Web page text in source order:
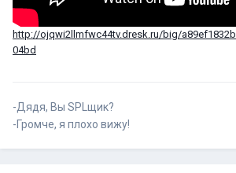
http://ojqwi2llmfwc44tv.dresk.ru/big/
04bd
-Дядя, Вы SPLщик?
-Громче, я плохо вижу!